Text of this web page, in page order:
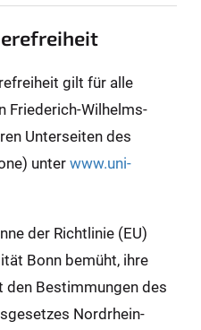
gilt für alle
Friederich-Wilhelms-
Unterseiten des
unter www.uni-
der Richtlinie (EU)
Bonn bemüht, ihre
den Bestimmungen des
Nordrhein-